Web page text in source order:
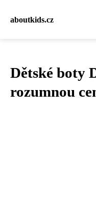
aboutkids.cz
Dětské boty
rozumnou